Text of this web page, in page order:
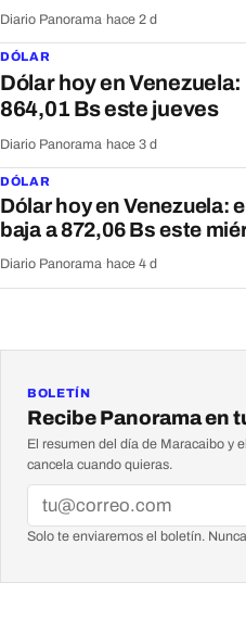
Diario Panorama hace 2 d
DÓLAR
Dólar hoy en
864,01 Bs este jueves
Diario Panorama hace 3 d
DÓLAR
Dólar hoy en Venezuela:
baja a 872,06 Bs este
Diario Panorama hace 4 d
BOLETÍN
Recibe Panorama en
El resumen del día de Maracaibo y
cancela cuando quieras.
Solo te enviaremos el boletín.